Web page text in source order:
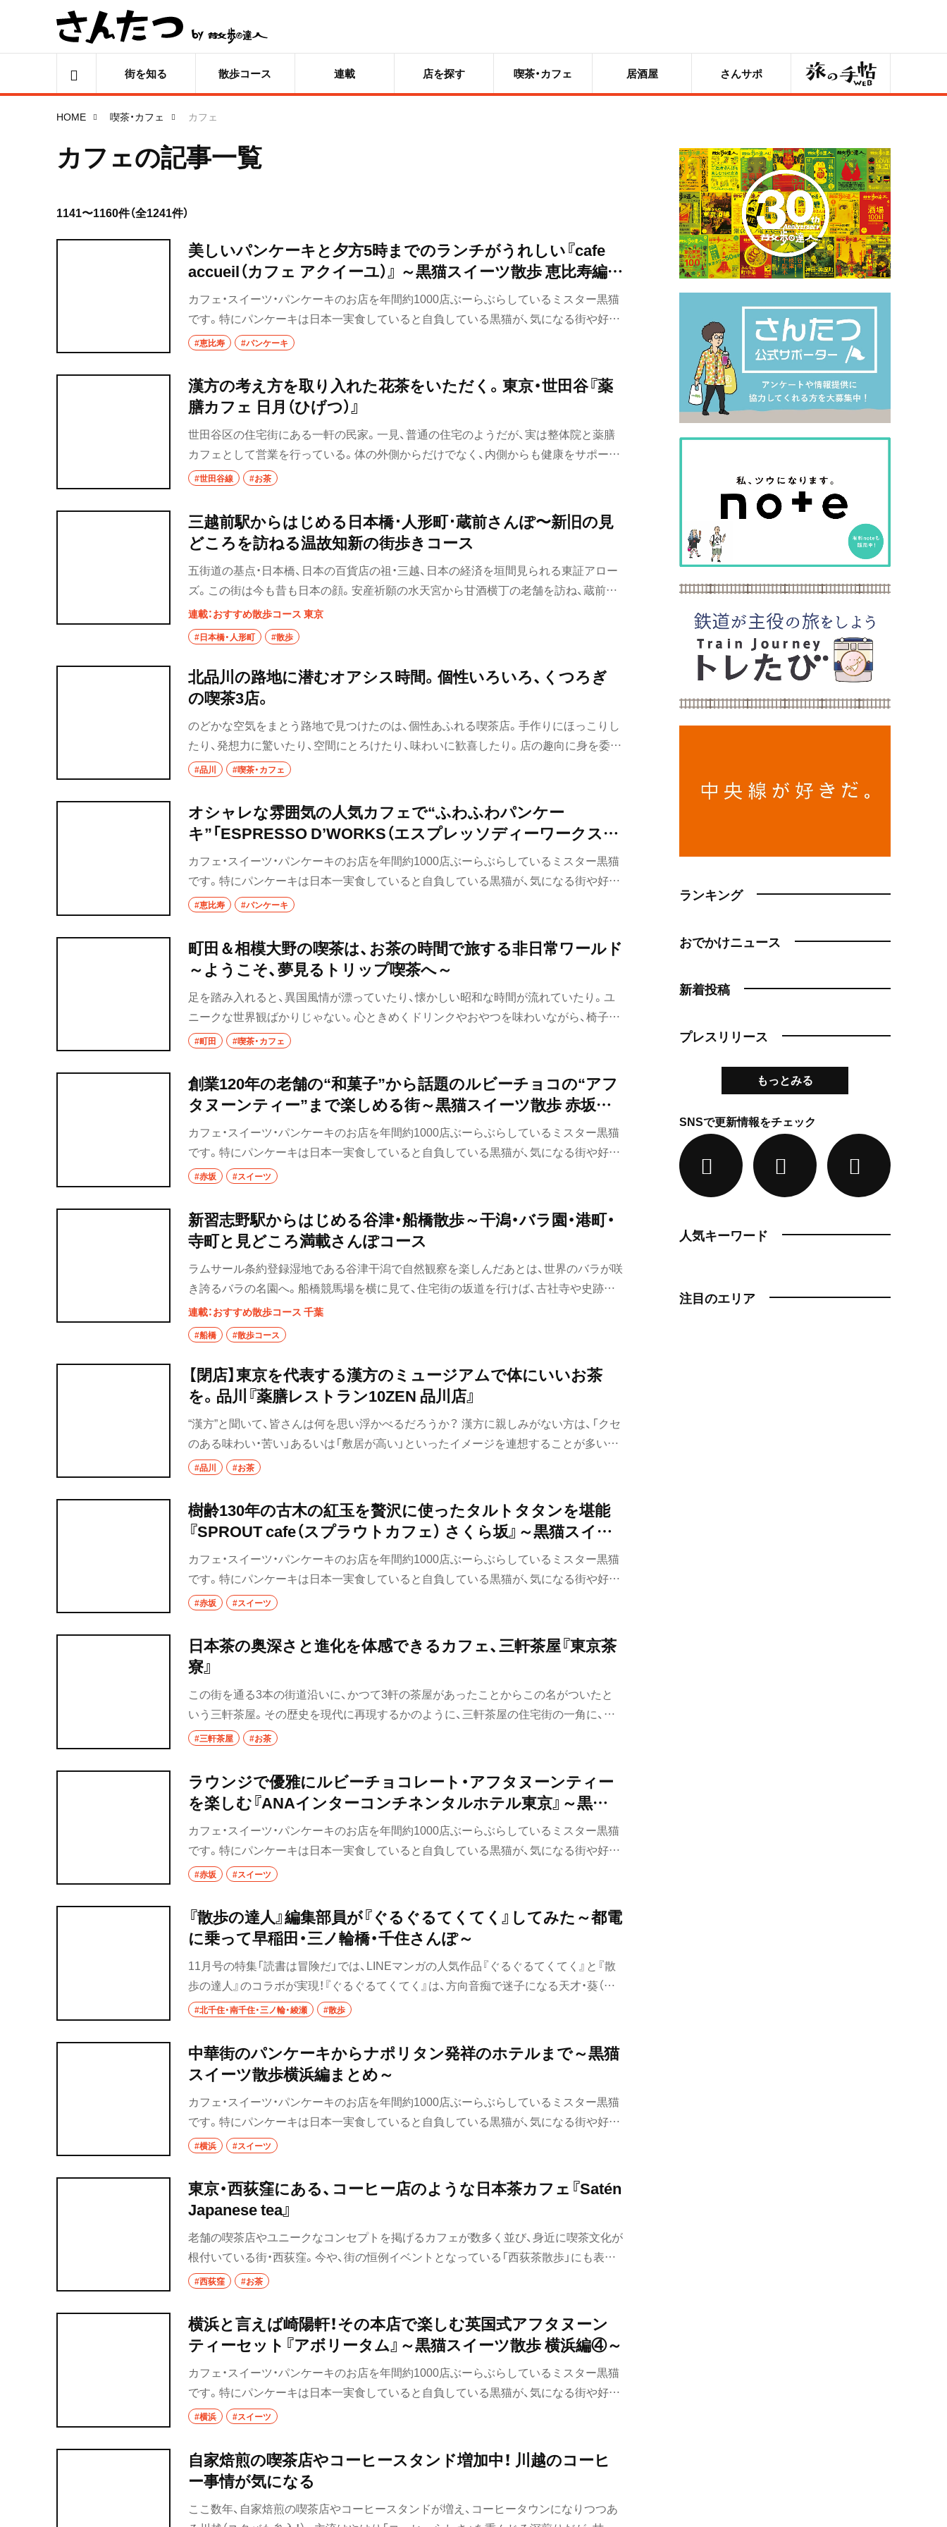
街を知る 散歩コース 連載 店を探す 喫茶・カフェ 居酒屋 さんサポ 旅の手帖
HOME 喫茶・カフェ カフェ
カフェの記事一覧
1141〜1160件（全1241件）
美しいパンケーキと夕方5時までのランチがうれしい『cafe
accueil（カフェ アクイーユ）』 ～黒猫スイーツ散歩 恵比寿編②
～
カフェ・スイーツ・パンケーキのお店を年間約1000店ぶーらぶらしているミスター黒猫
です。特にパンケーキは日本一実食していると自負している黒猫が、気になる街や好き
な街を散歩しておすすめのお店を紹介していきます。今回は、そんな“黒猫スイーツ散
#恵比寿 #パンケーキ
漢方の考え方を取り入れた花茶をいただく。東京・世田谷『薬
膳カフェ 日月（ひげつ）』
世田谷区の住宅街にある一軒の民家。一見、普通の住宅のようだが、実は整体院と薬膳
カフェとして営業を行っている。体の外側からだけでなく、内側からも健康をサポート
したいと、2018年にオープンしたカフェでは、薬膳を取り入れたメニューを多く提供し
#世田谷線 #お茶
三越前駅からはじめる日本橋･人形町･蔵前さんぽ〜新旧の見
どころを訪ねる温故知新の街歩きコース
五街道の基点・日本橋、日本の百貨店の祖・三越、日本の経済を垣間見られる東証アロー
ズ。この街は今も昔も日本の顔。安産祈願の水天宮から甘酒横丁の老舗を訪ね、蔵前へ
足をのばせば、古い街の中で新しいムーブメントが起こっているのがわかる。
連載：おすすめ散歩コース 東京
#日本橋・人形町 #散歩
北品川の路地に潜むオアシス時間。個性いろいろ、くつろぎ
の喫茶3店。
のどかな空気をまとう路地で見つけたのは、個性あふれる喫茶店。手作りにほっこりし
たり、発想力に驚いたり、空間にとろけたり、味わいに歓喜したり。店の趣向に身を委ね
れば、肩の力が抜けていく。居心地の良い、くつろぎ喫茶3店をご紹介。
#品川 #喫茶・カフェ
オシャレな雰囲気の人気カフェで“ふわふわパンケー
キ”「ESPRESSO D’WORKS（エスプレッソディーワークス）」
～黒猫スイーツ散歩 恵比寿編①～
カフェ・スイーツ・パンケーキのお店を年間約1000店ぶーらぶらしているミスター黒猫
です。特にパンケーキは日本一実食していると自負している黒猫が、気になる街や好き
な街を散歩しておすすめのお店を紹介していきます。今回は、そんな“黒猫スイーツ散
#恵比寿 #パンケーキ
町田＆相模大野の喫茶は、お茶の時間で旅する非日常ワールド
～ようこそ、夢見るトリップ喫茶へ～
足を踏み入れると、異国風情が漂っていたり、懐かしい昭和な時間が流れていたり。ユ
ニークな世界観ばかりじゃない。心ときめくドリンクやおやつを味わいながら、椅子に
身を預けると、夢うつつからひととき、心が飛び立っていく。
#町田 #喫茶・カフェ
創業120年の老舗の“和菓子”から話題のルビーチョコの“アフ
タヌーンティー”まで楽しめる街～黒猫スイーツ散歩 赤坂編
まとめ～
カフェ・スイーツ・パンケーキのお店を年間約1000店ぶーらぶらしているミスター黒猫
です。特にパンケーキは日本一実食していると自負している黒猫が、気になる街や好き
な街を散歩しておすすめのお店を紹介していきます。今回は、そんな黒猫スイーツ散歩
#赤坂 #スイーツ
新習志野駅からはじめる谷津・船橋散歩～干潟・バラ園・港町・
寺町と見どころ満載さんぽコース
ラムサール条約登録湿地である谷津干潟で自然観察を楽しんだあとは、世界のバラが咲
き誇るバラの名園へ。船橋競馬場を横に見て、住宅街の坂道を行けば、古社寺や史跡が
点在する成田街道沿いのエリア。港町情緒が漂う海老川水門あたりの風景も心に残る。
連載：おすすめ散歩コース 千葉
#船橋 #散歩コース
【閉店】東京を代表する漢方のミュージアムで体にいいお茶
を。品川『薬膳レストラン10ZEN 品川店』
“漢方”と聞いて、皆さんは何を思い浮かべるだろうか？ 漢方に親しみがない方は、「クセ
のある味わい・苦い」あるいは「敷居が高い」といったイメージを連想することが多いの
ではないか。かく言う私も、そんな印象を抱いていた一人だった。しかし、『薬膳レスト
ム』を訪れて、それは一変することになった。※2022年6月で閉店しました。
#品川 #お茶
樹齢130年の古木の紅玉を贅沢に使ったタルトタタンを堪能
『SPROUT cafe（スプラウトカフェ） さくら坂』～黒猫スイー
ツ散歩 赤坂編④～
カフェ・スイーツ・パンケーキのお店を年間約1000店ぶーらぶらしているミスター黒猫
です。特にパンケーキは日本一実食していると自負している黒猫が、気になる街や好き
な街を散歩しておすすめのお店を紹介していきます。今回は、そんな“黒猫スイーツ散
#赤坂 #スイーツ
日本茶の奥深さと進化を体感できるカフェ、三軒茶屋『東京茶
寮』
この街を通る3本の街道沿いに、かつて3軒の茶屋があったことからこの名がついたと
いう三軒茶屋。その歴史を現代に再現するかのように、三軒茶屋の住宅街の一角に、日
本茶専門店『東京茶寮』はある。ハンドドリップで日本茶を淹れるという世界初の試み
店を紹介する。
#三軒茶屋 #お茶
ラウンジで優雅にルビーチョコレート・アフタヌーンティー
を楽しむ『ANAインターコンチネンタルホテル東京』～黒猫
スイーツ散歩 赤坂編③～
カフェ・スイーツ・パンケーキのお店を年間約1000店ぶーらぶらしているミスター黒猫
です。特にパンケーキは日本一実食していると自負している黒猫が、気になる街や好き
な街を散歩しておすすめのお店を紹介していきます。今回は、そんな“黒猫スイーツ散
#赤坂 #スイーツ
『散歩の達人』編集部員が『ぐるぐるてくてく』してみた～都電
に乗って早稲田・三ノ輪橋・千住さんぽ～
11月号の特集「読書は冒険だ」では、LINEマンガの人気作品『ぐるぐるてくてく』と『散
歩の達人』のコラボが実現！『ぐるぐるてくてく』は、方向音痴で迷子になる天才・葵（あ
おい）先輩とゲーム大好きの後輩・歩（あゆむ）、高校の「散歩部」に所属する二人が街の
ンガを眺めながら「遠回りの魅力をわかってる主人公二人に共感するよね～」とウキウ
キな編集長。それを横目で見ていた編集部員の町田＆吉岡が「高校生には負けてられな
い……！」と発奮！ “散歩の達人”の名にかけて、主人公たちが歩いたコースを散歩してみ
ることに。はたして二人は、充実した大人の散歩を提案できるのか？ところでこの二
人、誰かと誰かに似ているような……。
#北千住・南千住・三ノ輪・綾瀬 #散歩
中華街のパンケーキからナポリタン発祥のホテルまで～黒猫
スイーツ散歩横浜編まとめ～
カフェ・スイーツ・パンケーキのお店を年間約1000店ぶーらぶらしているミスター黒猫
です。特にパンケーキは日本一実食していると自負している黒猫が、気になる街や好き
な街を散歩しておすすめのお店を紹介していきます。今回は、そんな黒猫スイーツ散歩
#横浜 #スイーツ
東京・西荻窪にある、コーヒー店のような日本茶カフェ『Satén
Japanese tea』
老舗の喫茶店やユニークなコンセプトを掲げるカフェが数多く並び、身近に喫茶文化が
根付いている街・西荻窪。今や、街の恒例イベントとなっている「西荻茶散歩」にも表れ
るように、そこにはコーヒーだけでなく、日本茶も楽しめる店が充実している。今回は
tea』を紹介する。
#西荻窪 #お茶
横浜と言えば崎陽軒！その本店で楽しむ英国式アフタヌーン
ティーセット『アボリータム』～黒猫スイーツ散歩 横浜編④～
カフェ・スイーツ・パンケーキのお店を年間約1000店ぶーらぶらしているミスター黒猫
です。特にパンケーキは日本一実食していると自負している黒猫が、気になる街や好き
な街を散歩しておすすめのお店を紹介していきます。今回は、そんな黒猫スイーツ散歩
#横浜 #スイーツ
自家焙煎の喫茶店やコーヒースタンド増加中！ 川越のコーヒ
ー事情が気になる
ここ数年、自家焙煎の喫茶店やコーヒースタンドが増え、コーヒータウンになりつつあ
ランキング
おでかけニュース
新着投稿
プレスリリース
もっとみる
SNSで更新情報をチェック
人気キーワード
注目のエリア